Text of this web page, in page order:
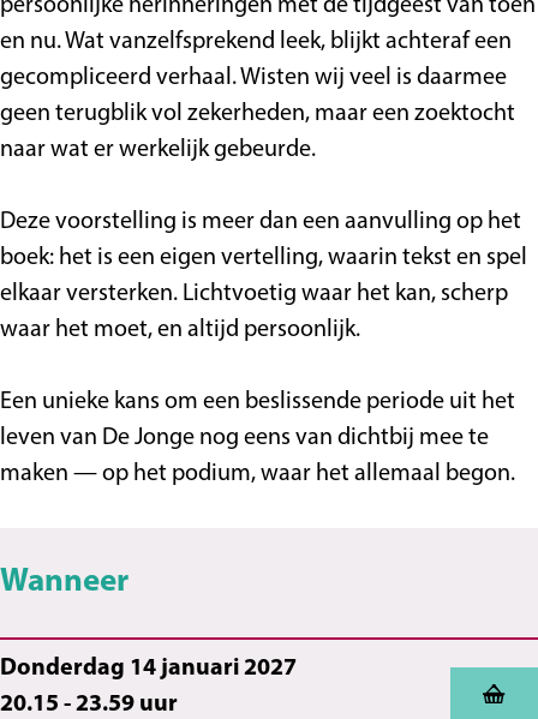
e g
e
p
e
e
l
u
i
s
e
e
l
h
i
s
S
p
e
e
h
u
i
s
s
persoonlijke herinneringen met de tijdgeest van toen
en nu. Wat vanzelfsprekend leek, blijkt achteraf een
gecompliceerd verhaal. Wisten wij veel is daarmee
geen terugblik vol zekerheden, maar een zoektocht
naar wat er werkelijk gebeurde.
Deze voorstelling is meer dan een aanvulling op het
boek: het is een eigen vertelling, waarin tekst en spel
elkaar versterken. Lichtvoetig waar het kan, scherp
waar het moet, en altijd persoonlijk.
Een unieke kans om een beslissende periode uit het
leven van De Jonge nog eens van dichtbij mee te
maken — op het podium, waar het allemaal begon.
Wanneer
Donderdag 14 januari 2027
20.15 - 23.59 uur